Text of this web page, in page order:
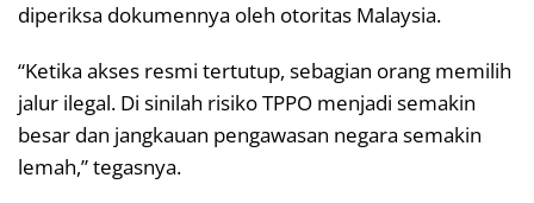
diperiksa dokumennya oleh otoritas Malaysia.
“Ketika akses resmi tertutup, sebagian orang memilih
jalur ilegal. Di sinilah risiko TPPO menjadi semakin
besar dan jangkauan pengawasan negara semakin
lemah,” tegasnya.